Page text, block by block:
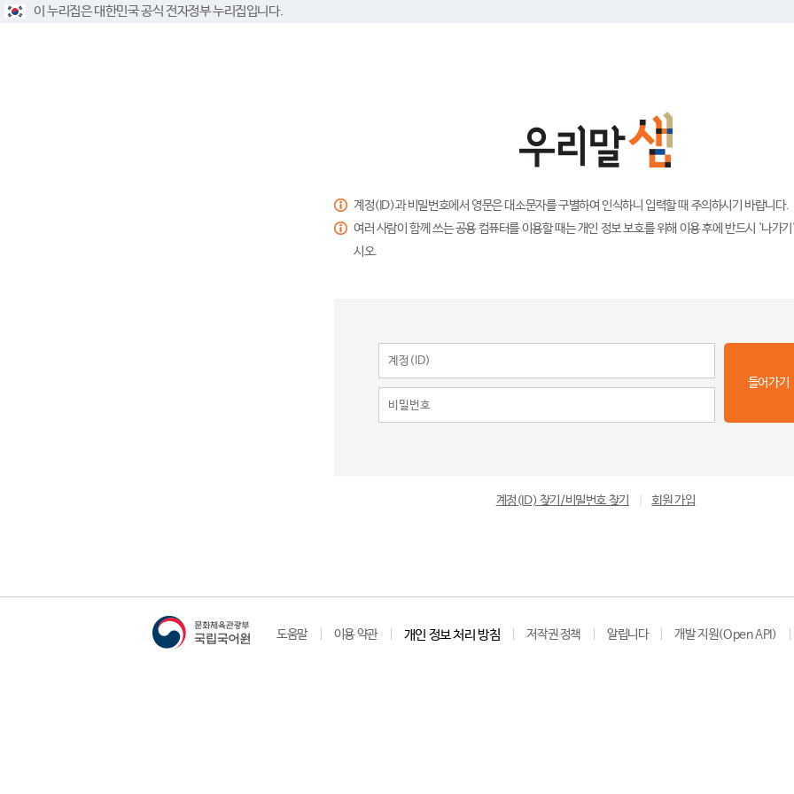
이 누리집은 대한민국 공식 전자정부 누리집입니다.
계정(ID)과 비밀번호에서 영문은 대소문자를 구별하여 인식하니 입력할 때 주의하시기 바랍니다.
여러 사람이 함께 쓰는 공용 컴퓨터를 이용할 때는 개인 정보 보호를 위해 이용 후에 반드시 '나가
시오.
들어가기
계정(ID) 찾기/비밀번호 찾기 회원 가입
도움말 이용 약관 개인 정보 처리 방침 저작권 정책 알립니다 개발 지원(Open API)